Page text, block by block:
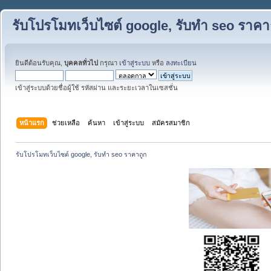
รับโปรโมทเว็บไซต์ google, รับทำ seo ราค
ยินดีต้อนรับคุณ, บุคคลทั่วไป กรุณา เข้าสู่ระบบ หรือ ลงทะเบียน
เข้าสู่ระบบด้วยชื่อผู้ใช้ รหัสผ่าน และระยะเวลาในเซสชั่น
หน้าแรก ช่วยเหลือ ค้นหา เข้าสู่ระบบ สมัครสมาชิก
รับโปรโมทเว็บไซต์ google, รับทำ seo ราคาถูก